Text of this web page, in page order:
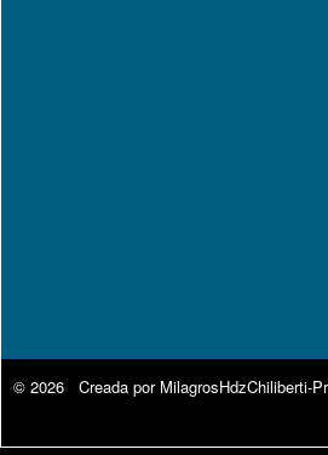
© 2026 Creada por MilagrosHdzChiliberti-